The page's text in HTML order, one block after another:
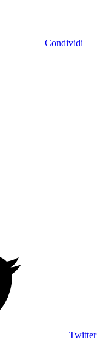
Condividi
Twitter